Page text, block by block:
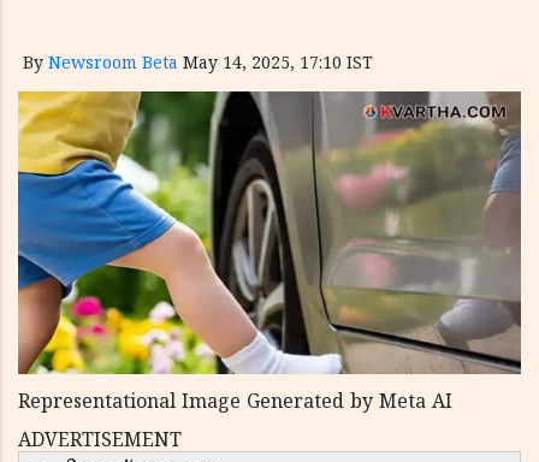
By Newsroom Beta May 14, 2025, 17:10 IST
Representational Image Generated by Meta AI
ADVERTISEMENT